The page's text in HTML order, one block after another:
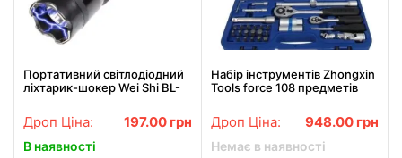
Портативний світлодіодний
ліхтарик-шокер Wei Shi BL-
Дроп Ціна: 197.00 грн
В наявності
Набір інструментів Zhongxin
Tools force 108 предметів
Дроп Ціна: 948.00 грн
Немає в наявності